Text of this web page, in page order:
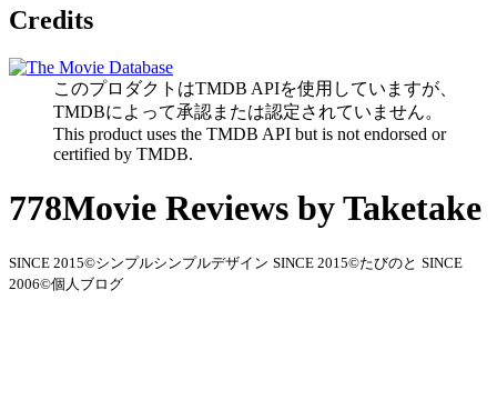
Credits
このプロダクトはTMDB APIを使用していますが、
TMDBによって承認または認定されていません。
This product uses the TMDB API but is not endorsed or
certified by TMDB.
778Movie Reviews by Taketake
SINCE 2015©シンプルシンプルデザイン SINCE 2015©たびのと SINCE
2006©個人ブログ